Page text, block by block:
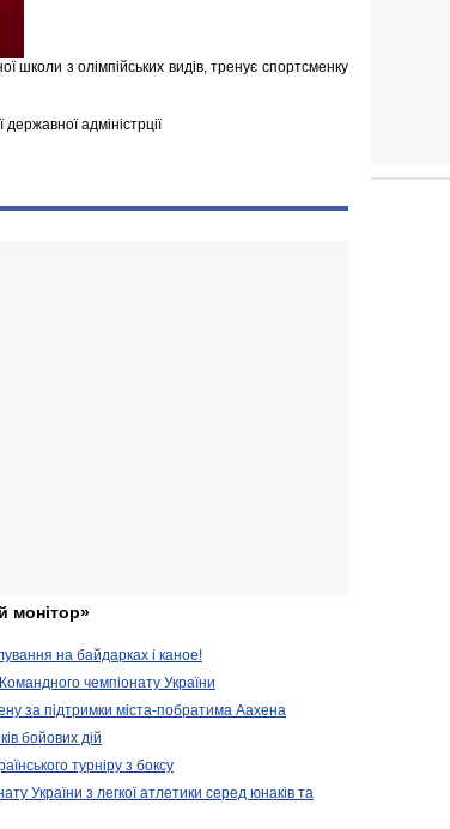
школи з олімпійських видів, тренує спортсменку
адміністрції
монітор»
на байдарках і каное!
чемпіонату України
за підтримки міста-побратима Аахена
бойових дій
турніру з боксу
України з легкої атлетики серед юнаків та